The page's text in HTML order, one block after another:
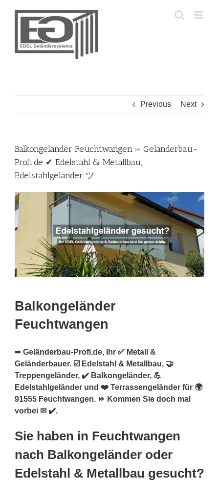
Previous Next
Balkongeländer Feuchtwangen » Geländerbau-
Profi.de ✔ Edelstahl & Metallbau,
Edelstahlgeländer ツ
Balkongeländer
Feuchtwangen
➨ Geländerbau-Profi.de, Ihr ✅ Metall &
Geländerbauer. ☑️ Edelstahl & Metallbau, 🤝
Treppengeländer, ✔️ Balkongeländer, 💪
Edelstahlgeländer und ❤️ Terrassengeländer für 🌍
91555 Feuchtwangen. ⏩ Kommen Sie doch mal
vorbei ✉ ✔️.
Sie haben in Feuchtwangen
nach Balkongeländer oder
Edelstahl & Metallbau gesucht?